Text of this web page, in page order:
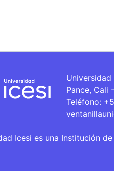
Universidad
Pance, Cali
Teléfono:
Icesi es una Institución